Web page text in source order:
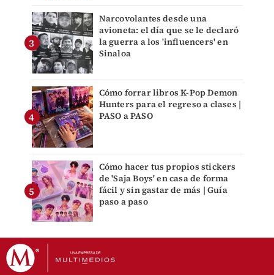
Narcovolantes desde una
avioneta: el día que se le declaró
la guerra a los 'influencers' en
Sinaloa
Cómo forrar libros K-Pop Demon
Hunters para el regreso a clases |
PASO a PASO
Cómo hacer tus propios stickers
de 'Saja Boys' en casa de forma
fácil y sin gastar de más | Guía
paso a paso